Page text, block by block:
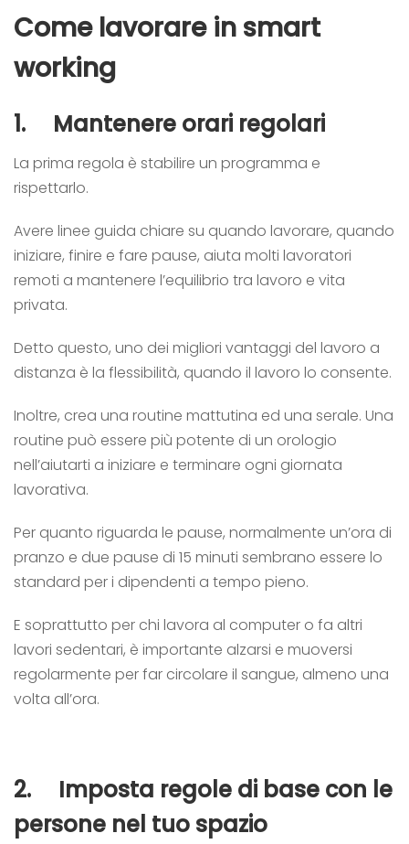
Come lavorare in smart
working
1. Mantenere orari regolari
La prima regola è stabilire un programma e
rispettarlo.
Avere linee guida chiare su quando lavorare, quando
iniziare, finire e fare pause, aiuta molti lavoratori
remoti a mantenere l’equilibrio tra lavoro e vita
privata.
Detto questo, uno dei migliori vantaggi del lavoro a
distanza è la flessibilità, quando il lavoro lo consente.
Inoltre, crea una routine mattutina ed una serale. Una
routine può essere più potente di un orologio
nell’aiutarti a iniziare e terminare ogni giornata
lavorativa.
Per quanto riguarda le pause, normalmente un’ora di
pranzo e due pause di 15 minuti sembrano essere lo
standard per i dipendenti a tempo pieno.
E soprattutto per chi lavora al computer o fa altri
lavori sedentari, è importante alzarsi e muoversi
regolarmente per far circolare il sangue, almeno una
volta all’ora.
2. Imposta regole di base con le
persone nel tuo spazio